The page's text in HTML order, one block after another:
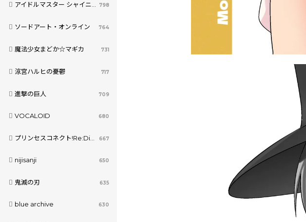
アイドルマスター シャイニーカラーズ 798
ソードアート・オンライン 764
魔法少女まどか☆マギカ 731
涼宮ハルヒの憂鬱 717
進撃の巨人 709
VOCALOID 680
プリンセスコネクト!Re:Dive 667
nijisanji 650
鬼滅の刃 635
blue archive 630